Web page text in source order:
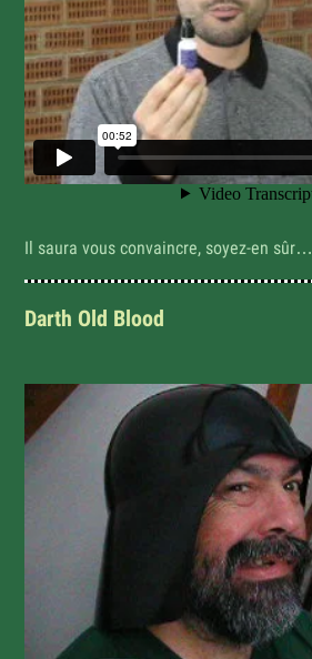
Il saura vous convaincre, soyez-en sûr…
Darth Old Blood